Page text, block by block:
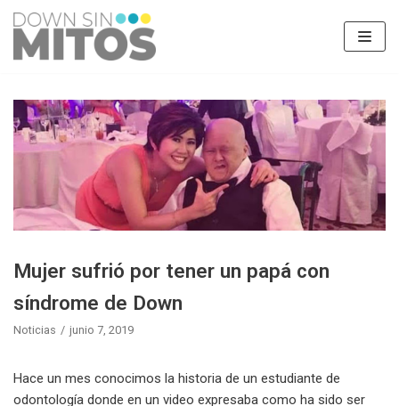
Saltar
al
contenido
Mujer sufrió por tener un papá con
síndrome de Down
Noticias junio 7, 2019
Hace un mes conocimos la historia de un estudiante de
odontología donde en un video expresaba como ha sido ser